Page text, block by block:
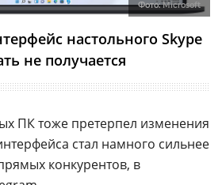
Фото:Microsoft
настольного Skype
не получается
ПК тоже претерпел изменения
стал намного сильнее
конкурентов, в